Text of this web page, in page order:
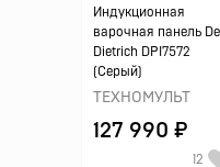
Индукционная
варочная панель De
Dietrich DPI7572
(Серый)
ТЕХНОМУЛЬТ
127 990 ₽
12